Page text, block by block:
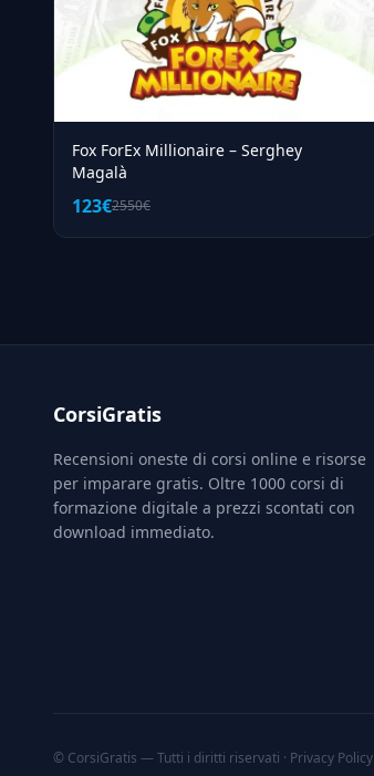
Fox ForEx Millionaire – Serghey
Magalà
123€2550€
CorsiGratis
Recensioni oneste di corsi online e risorse
per imparare gratis. Oltre 1000 corsi di
formazione digitale a prezzi scontati con
download immediato.
© CorsiGratis — Tutti i diritti riservati · Privacy Policy